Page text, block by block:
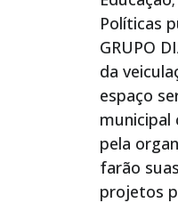
Políticas
GRUPO
da
espaço
pela
farão
projetos